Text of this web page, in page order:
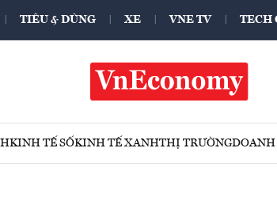
TIÊU & DÙNG XE VNE TV TECH
KINH TẾ SỐKINH TẾ XANHTHỊ TRƯỜNGDOANH